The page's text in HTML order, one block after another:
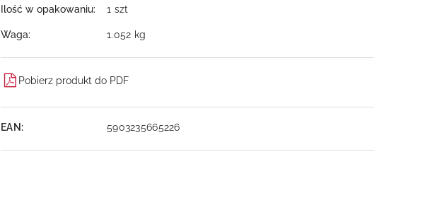
Ilość w opakowaniu: 1 szt
Waga: 1.052 kg
Pobierz produkt do PDF
EAN: 5903235665226